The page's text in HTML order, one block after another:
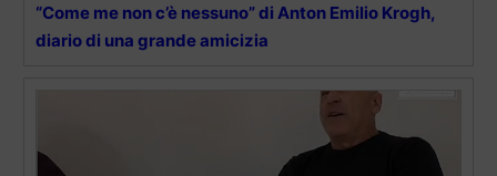
“Come me non c’è nessuno” di Anton Emilio Krogh,
diario di una grande amicizia